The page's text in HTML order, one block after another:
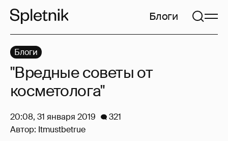
Блоги
Блоги
"Вредные советы от
косметолога"
20:08, 31 января 2019
321
Автор: Itmustbetrue